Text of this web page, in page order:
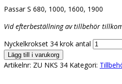
Passar S 680, 1000, 1600, 1900
Vid efterbeställning av tillbehör
Nyckelkrokset 34 krok antal
Lägg till i varukorg
Artikelnr: ZU NKS 34 Kategori: